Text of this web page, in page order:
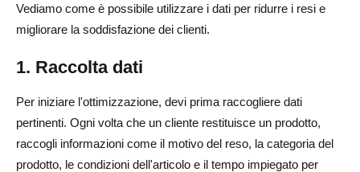
Vediamo come è possibile utilizzare i dati per ridurre i resi e
migliorare la soddisfazione dei clienti.
1. Raccolta dati
Per iniziare l'ottimizzazione, devi prima raccogliere dati
pertinenti. Ogni volta che un cliente restituisce un prodotto,
raccogli informazioni come il motivo del reso, la categoria del
prodotto, le condizioni dell'articolo e il tempo impiegato per